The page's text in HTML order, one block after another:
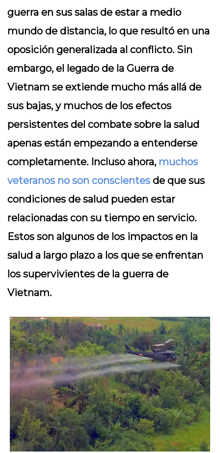
guerra en sus salas de estar a medio
mundo de distancia, lo que resultó en una
oposición generalizada al conflicto. Sin
embargo, el legado de la Guerra de
Vietnam se extiende mucho más allá de
sus bajas, y muchos de los efectos
persistentes del combate sobre la salud
apenas están empezando a entenderse
completamente. Incluso ahora, muchos
veteranos no son conscientes de que sus
condiciones de salud pueden estar
relacionadas con su tiempo en servicio.
Estos son algunos de los impactos en la
salud a largo plazo a los que se enfrentan
los supervivientes de la guerra de
Vietnam.